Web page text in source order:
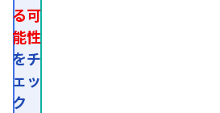
る可
能性
をチ
ェッ
ク